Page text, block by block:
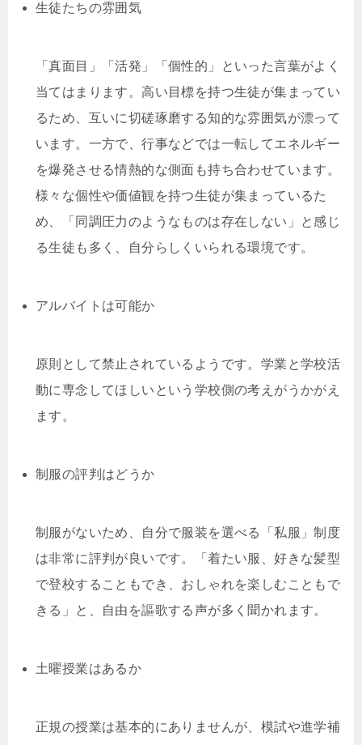
生徒たちの雰囲気
「真面目」「活発」「個性的」といった言葉がよく
当てはまります。高い目標を持つ生徒が集まってい
るため、互いに切磋琢磨する知的な雰囲気が漂って
います。一方で、行事などでは一転してエネルギー
を爆発させる情熱的な側面も持ち合わせています。
様々な個性や価値観を持つ生徒が集まっているた
め、「同調圧力のようなものは存在しない」と感じ
る生徒も多く、自分らしくいられる環境です。
アルバイトは可能か
原則として禁止されているようです。学業と学校活
動に専念してほしいという学校側の考えがうかがえ
ます。
制服の評判はどうか
制服がないため、自分で服装を選べる「私服」制度
は非常に評判が良いです。「着たい服、好きな髪型
で登校することもでき、おしゃれを楽しむこともで
きる」と、自由を謳歌する声が多く聞かれます。
土曜授業はあるか
正規の授業は基本的にありませんが、模試や進学補